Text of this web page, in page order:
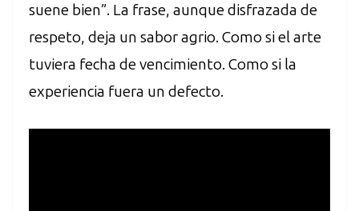
suene bien”. La frase, aunque disfrazada de
respeto, deja un sabor agrio. Como si el arte
tuviera fecha de vencimiento. Como si la
experiencia fuera un defecto.